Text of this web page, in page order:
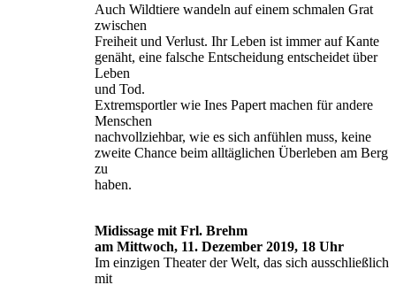
Auch Wildtiere wandeln auf einem schmalen Grat
zwischen
Freiheit und Verlust. Ihr Leben ist immer auf Kante
genäht, eine falsche Entscheidung entscheidet über
Leben
und Tod.
Extremsportler wie Ines Papert machen für andere
Menschen
nachvollziehbar, wie es sich anfühlen muss, keine
zweite Chance beim alltäglichen Überleben am Berg
zu
haben.
Midissage mit Frl. Brehm
am Mittwoch, 11. Dezember 2019, 18 Uhr
Im einzigen Theater der Welt, das sich ausschließlich
mit